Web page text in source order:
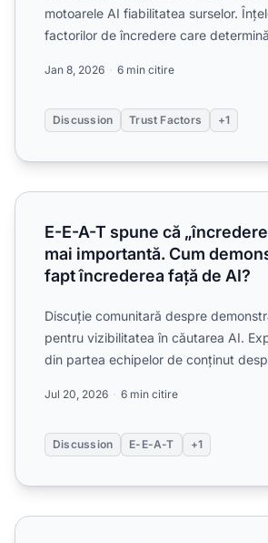
motoarele AI fiabilitatea surselor.
factorilor de încredere care
Jan 8, 2026 6 min citire
Discussion Trust Factors +1
E-E-A-T spune că „încrederea” este
E-E-A-T spune că
mai importantă. Cum
fapt încrederea față de AI?
Discuție comunitară despre
pentru vizibilitatea în căutarea AI.
din partea echipelor de conținut
Jul 20, 2026 6 min citire
Discussion E-E-A-T +1
Ce Factori de Încredere Utilizează